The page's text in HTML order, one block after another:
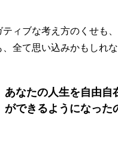
ィブな考え方のくせも
全て思い込みかもしれな
あなたの人生を自由自
ができるようになった